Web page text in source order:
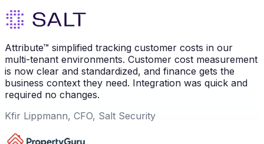
Attribute™ simplified tracking customer costs in our
multi-tenant environments. Customer cost measurement
is now clear and standardized, and finance gets the
business context they need. Integration was quick and
required no changes.
Kfir Lippmann, CFO, Salt Security